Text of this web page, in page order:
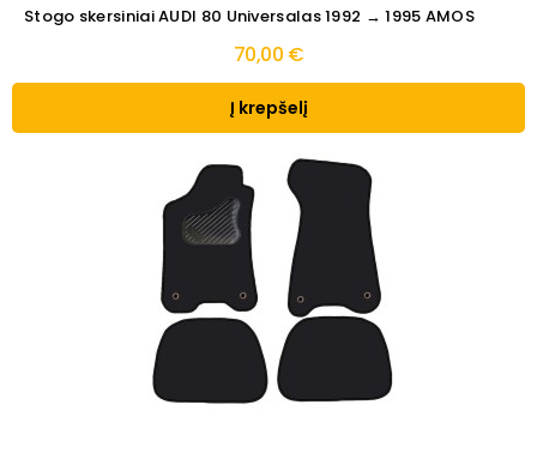
Stogo skersiniai AUDI 80 Universalas 1992 → 1995 AMOS
70,00 €
Į krepšelį